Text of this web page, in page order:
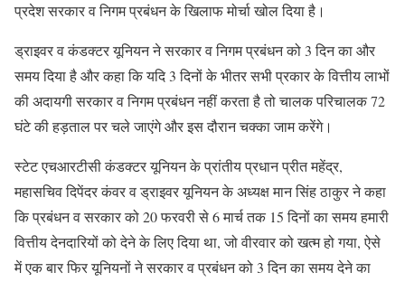
प्रदेश सरकार व निगम प्रबंधन के खिलाफ मोर्चा खोल दिया है।
ड्राइवर व कंडक्टर यूनियन ने सरकार व निगम प्रबंधन को 3 दिन का और
समय दिया है और कहा कि यदि 3 दिनों के भीतर सभी प्रकार के वित्तीय लाभों
की अदायगी सरकार व निगम प्रबंधन नहीं करता है तो चालक परिचालक 72
घंटे की हड़ताल पर चले जाएंगे और इस दौरान चक्का जाम करेंगे।
स्टेट एचआरटीसी कंडक्टर यूनियन के प्रांतीय प्रधान प्रीत महेंद्र,
महासचिव दिपेंदर कंवर व ड्राइवर यूनियन के अध्यक्ष मान सिंह ठाकुर ने कहा
कि प्रबंधन व सरकार को 20 फरवरी से 6 मार्च तक 15 दिनों का समय हमारी
वित्तीय देनदारियों को देने के लिए दिया था, जो वीरवार को खत्म हो गया, ऐसे
में एक बार फिर यूनियनों ने सरकार व प्रबंधन को 3 दिन का समय देने का